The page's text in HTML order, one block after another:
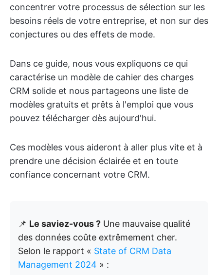
concentrer votre processus de sélection sur les
besoins réels de votre entreprise, et non sur des
conjectures ou des effets de mode.
Dans ce guide, nous vous expliquons ce qui
caractérise un modèle de cahier des charges
CRM solide et nous partageons une liste de
modèles gratuits et prêts à l'emploi que vous
pouvez télécharger dès aujourd'hui.
Ces modèles vous aideront à aller plus vite et à
prendre une décision éclairée et en toute
confiance concernant votre CRM.
📌 Le saviez-vous ? Une mauvaise qualité
des données coûte extrêmement cher.
Selon le rapport « State of CRM Data
Management 2024 » :